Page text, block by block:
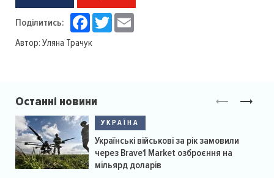
Поділитись: Facebook
Twitter
Автор: Уляна Трачук
Останні новини
УКРАЇНА
Українські військові за рік замовили
через Brave1 Market озброєння на
мільярд доларів